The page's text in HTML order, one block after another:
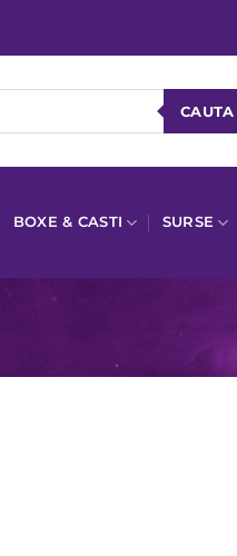
CAUTA
BOXE & CASTI SURSE